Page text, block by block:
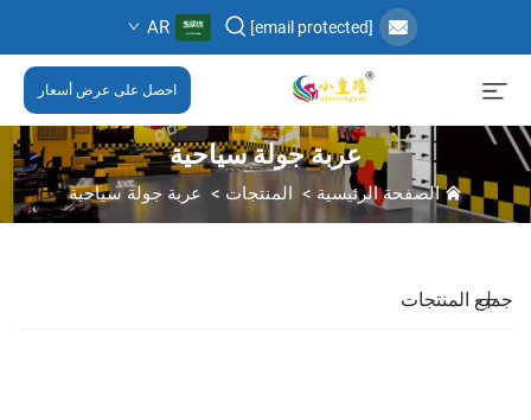
[email protected]
AR
احصل على عرض أسعار
عربة جولة سياحية
الصفحة الرئيسية > المنتجات > عربة جولة سياحية
جميع المنتجات